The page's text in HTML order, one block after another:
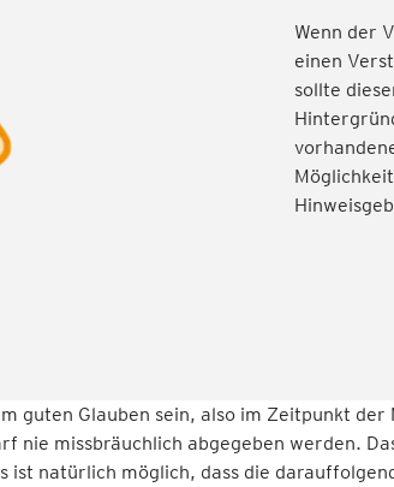
Wenn der
einen
sollte
guten Glauben sein, also im Zeitpunkt der
nie missbräuchlich abgegeben werden.
natürlich möglich, dass die